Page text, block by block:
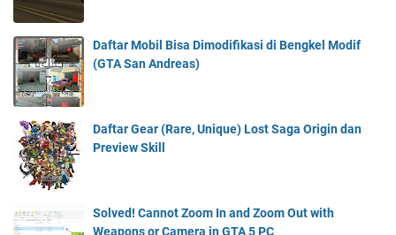
Daftar Mobil Bisa Dimodifikasi di Bengkel Modif
(GTA San Andreas)
Daftar Gear (Rare, Unique) Lost Saga Origin dan
Preview Skill
Solved! Cannot Zoom In and Zoom Out with
Weapons or Camera in GTA 5 PC